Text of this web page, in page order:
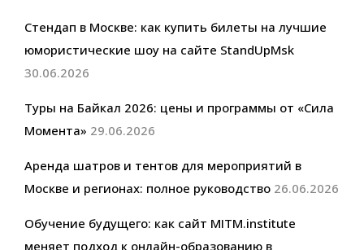
Стендап в Москве: как купить билеты на лучшие
юмористические шоу на сайте StandUpMsk
30.06.2026
Туры на Байкал 2026: цены и программы от «Сила
Момента» 29.06.2026
Аренда шатров и тентов для мероприятий в
Москве и регионах: полное руководство 26.06.2026
Обучение будущего: как сайт MITM.institute
меняет подход к онлайн-образованию в